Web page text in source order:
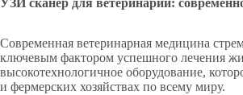
УЗИ сканер для ветеринарии:
Современная ветеринарная медицина
ключевым фактором успешного лечения
высокотехнологичное оборудование,
и фермерских хозяйствах по всему миру.